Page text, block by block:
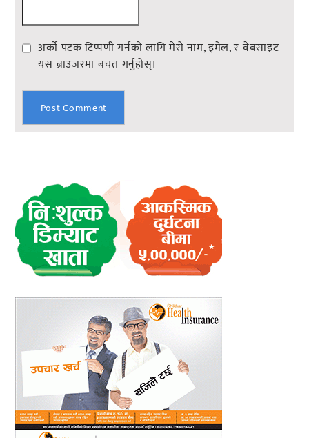
अर्को पटक टिप्पणी गर्नको लागि मेरो नाम, इमेल, र वेबसाइट
यस ब्राउजरमा बचत गर्नुहोस्।